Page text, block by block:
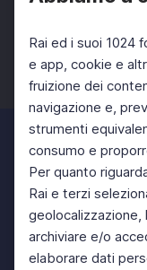
Rai ed i suoi 1024
e app, cookie e
fruizione dei
navigazione e,
strumenti
consumo e
Per quanto
Rai e terzi
archiviare e/o
elaborare dati
Facebook